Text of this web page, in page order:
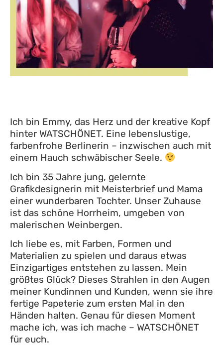
Ich bin Emmy, das Herz und der kreative Kopf
hinter WATSCHÖNET. Eine lebenslustige,
farbenfrohe Berlinerin – inzwischen auch mit
einem Hauch schwäbischer Seele.
Ich bin 35 Jahre jung, gelernte
Grafikdesignerin mit Meisterbrief und Mama
einer wunderbaren Tochter. Unser Zuhause
ist das schöne Horrheim, umgeben von
malerischen Weinbergen.
Ich liebe es, mit Farben, Formen und
Materialien zu spielen und daraus etwas
Einzigartiges entstehen zu lassen. Mein
größtes Glück? Dieses Strahlen in den Augen
meiner Kundinnen und Kunden, wenn sie ihre
fertige Papeterie zum ersten Mal in den
Händen halten. Genau für diesen Moment
mache ich, was ich mache – WATSCHÖNET
für euch.